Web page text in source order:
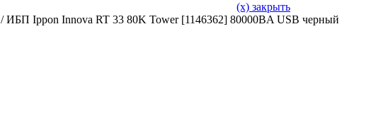
(x) закрыть
/ ИБП Ippon Innova RT 33 80K Tower [1146362] 80000ВA USB черный